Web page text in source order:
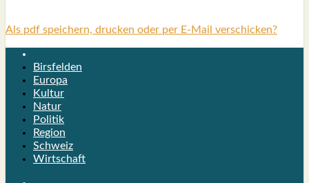
Als pdf speichern, drucken oder per E-Mail verschicken?
Birsfelden
Europa
Kultur
Natur
Politik
Region
Schweiz
Wirtschaft